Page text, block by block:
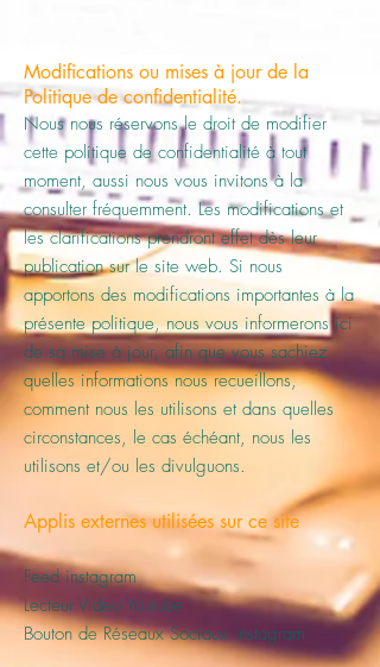
Modifications ou mises à jour de la
Politique de confidentialité.
Nous nous réservons le droit de modifier
cette politique de confidentialité à tout
moment, aussi nous vous invitons à la
consulter fréquemment. Les modifications et
les clarifications prendront effet dès leur
publication sur le site web. Si nous
apportons des modifications importantes à la
présente politique, nous vous informerons ici
de sa mise à jour, afin que vous sachiez
quelles informations nous recueillons,
comment nous les utilisons et dans quelles
circonstances, le cas échéant, nous les
utilisons et/ou les divulguons.
Applis externes utilisées sur ce site
Feed instagram
Lecteur Video Youtube
Bouton de Réseaux Sociaux instagram